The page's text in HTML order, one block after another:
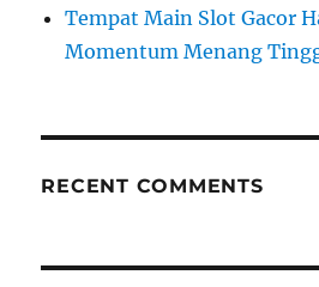
Tempat Main Slot Gacor
Momentum Menang
RECENT COMMENTS